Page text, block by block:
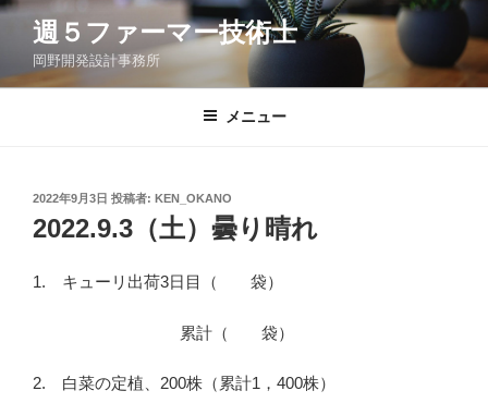
コ
ン
週５ファーマー技術士
岡野開発設計事務所
メニュー
投
稿
日:
2022年9月3日 投稿者: KEN_OKANO
2022.9.3（土）曇り晴れ
1. キューリ出荷3日目（ 袋）
累計（ 袋）
2. 白菜の定植、200株（累計1，400株）